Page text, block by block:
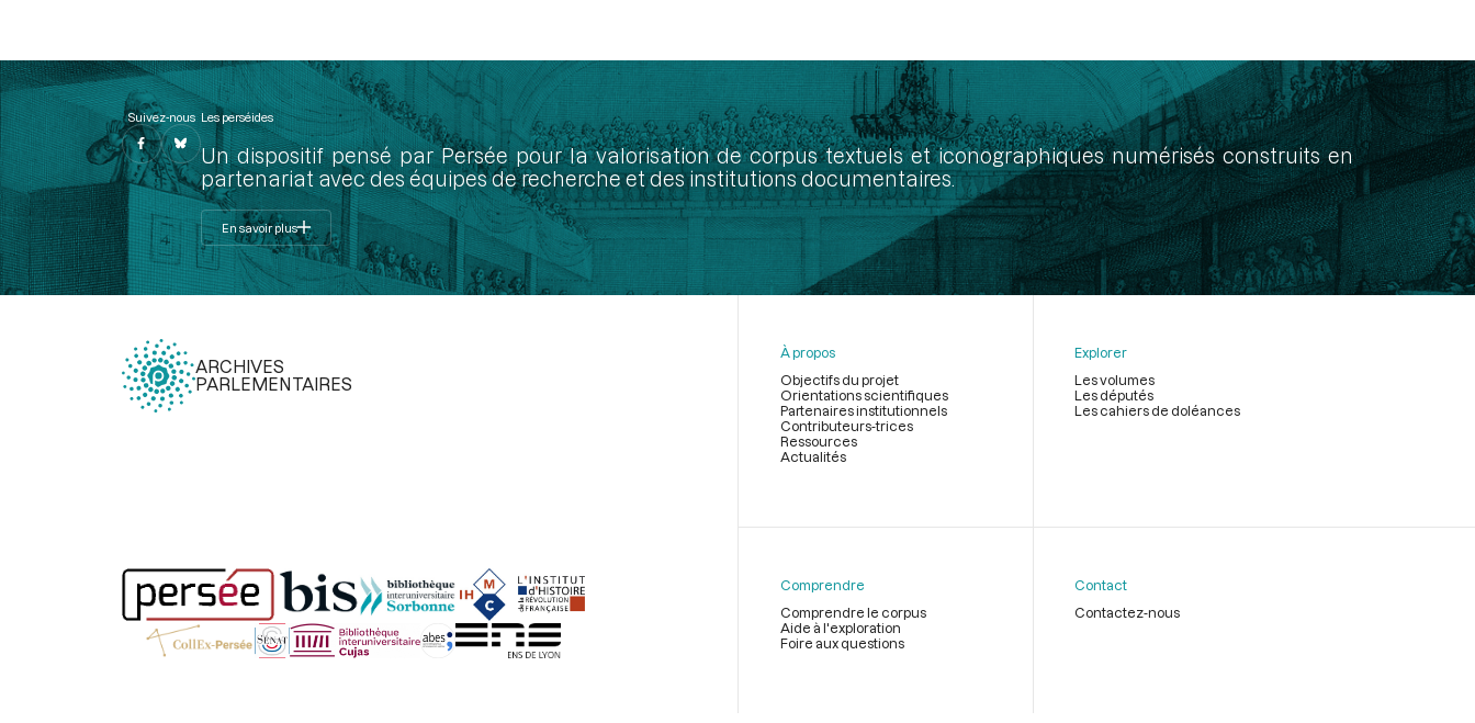
Suivez-nous Les perséides
Un dispositif pensé par Persée pour la valorisation de corpus textuels et iconographiques numérisés construits en
partenariat avec des équipes de recherche et des institutions documentaires.
En savoir plus
ARCHIVES
PARLEMENTAIRES
page
À propos
Objectifs du projet
Orientations scientifiques
Partenaires institutionnels
Contributeurs-trices
Ressources
Actualités
Explorer
Les volumes
Les députés
Les cahiers de doléances
Comprendre
Comprendre le corpus
Aide à l'exploration
Foire aux questions
Contact
Contactez-nous